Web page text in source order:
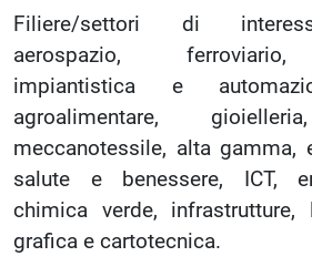
Filiere/settori di
aerospazio, ferroviario,
impiantistica e
agroalimentare,
meccanotessile, alta gamma,
salute e benessere, ICT,
chimica verde, infrastrutture,
grafica e cartotecnica.